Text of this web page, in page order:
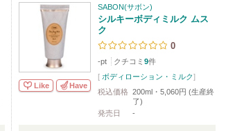
Like Have
SABON(サボン)
シルキーボディミルク ムス
ク
0
-pt クチコミ 9件
[ ボディローション・ミルク]
税込価格 200ml・5,060円 (生産終
了)
発売日
-